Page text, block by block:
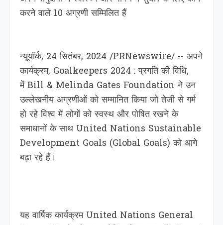
करने वाले 10 अग्रणी सम्मिलित हैं
न्यूयॉर्क, 24 सितंबर, 2024 /PRNewswire/ -- अपने
कार्यक्रम, Goalkeepers 2024 : प्रगति की विधि,
में Bill & Melinda Gates Foundation ने उन
उल्लेखनीय अग्रणीओं को सम्मानित किया जो तेजी से गर्म
हो रहे विश्व में लोगों को स्वस्थ और पोषित रखने के
समाधानों के साथ United Nations Sustainable
Development Goals (Global Goals) को आगे
बढ़ा रहे हैं।
यह वार्षिक कार्यक्रम United Nations General